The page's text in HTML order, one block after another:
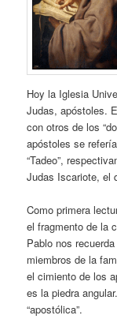
Hoy la Iglesia
Judas, apóstoles.
con otros de los
apóstoles se
“Tadeo”,
Judas Iscariote, el
Como primera
el fragmento de la
Pablo nos
miembros de la
el cimiento de los
es la piedra
“apostólica”.